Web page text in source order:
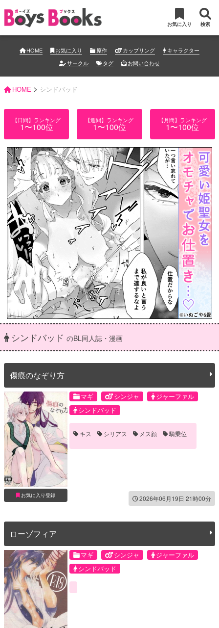
お気に入り 検索
HOME お気に入り 原作 カップリング
キャラクター
サークル
タグ お問い合わせ
HOME > シンドバッド
【日間】ランキング
1〜100位
【週間】ランキング
1〜100位
【月間】ランキング
1〜100位
シンドバッド のBL同人誌・漫画
傷痕のなぞり方
お気に入り登録
マギ シンジャ
ジャーファル
シンドバッド
キス シリアス メス顔 騎乗位
2026年06月19日 21時00分
ローゾフィア
マギ シンジャ
ジャーファル
シンドバッド